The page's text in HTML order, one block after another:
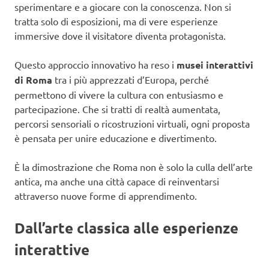
sperimentare e a giocare con la conoscenza. Non si
tratta solo di esposizioni, ma di vere esperienze
immersive dove il visitatore diventa protagonista.
Questo approccio innovativo ha reso i musei interattivi
di Roma tra i più apprezzati d’Europa, perché
permettono di vivere la cultura con entusiasmo e
partecipazione. Che si tratti di realtà aumentata,
percorsi sensoriali o ricostruzioni virtuali, ogni proposta
è pensata per unire educazione e divertimento.
È la dimostrazione che Roma non è solo la culla dell’arte
antica, ma anche una città capace di reinventarsi
attraverso nuove forme di apprendimento.
Dall’arte classica alle esperienze
interattive